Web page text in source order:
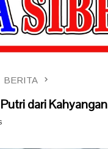
BERITA
dari Kahyangan